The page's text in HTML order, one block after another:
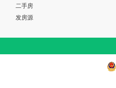
二手房
发房源